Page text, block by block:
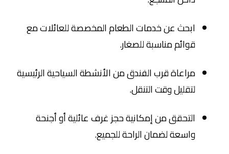
ابحث عن خدمات الطعام المخصصة للعائلات مع
قوائم مناسبة للصغار.
مراعاة قرب الفندق من الأنشطة السياحية الرئيسية
لتقليل وقت التنقل.
التحقق من إمكانية حجز غرف عائلية أو أجنحة
واسعة لضمان الراحة للجميع.